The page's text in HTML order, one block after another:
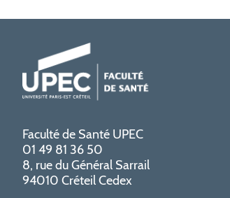
Faculté de Santé UPEC
01 49 81 36 50
8, rue du Général Sarrail
94010 Créteil Cedex